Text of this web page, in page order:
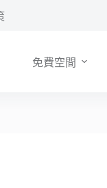
免費空間